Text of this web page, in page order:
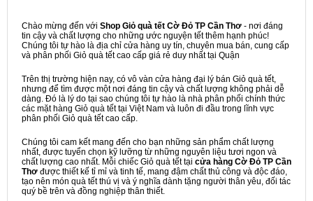
Chào mừng đến với Shop Giỏ quà tết Cờ Đỏ TP Cần Thơ - nơi đáng
tin cậy và chất lượng cho những ước nguyện tết thêm hạnh phúc!
Chúng tôi tự hào là địa chỉ cửa hàng uy tín, chuyên mua bán, cung cấp
và phân phối Giỏ quà tết cao cấp giá rẻ duy nhất tại Quận
Trên thị trường hiện nay, có vô vàn cửa hàng đại lý bán Giỏ quà tết,
nhưng để tìm được một nơi đáng tin cậy và chất lượng không phải dễ
dàng. Đó là lý do tại sao chúng tôi tự hào là nhà phân phối chính thức
các mặt hàng Giỏ quà tết tại Việt Nam và luôn đi đầu trong lĩnh vực
phân phối Giỏ quà tết cao cấp.
Chúng tôi cam kết mang đến cho bạn những sản phẩm chất lượng
nhất, được tuyển chọn kỹ lưỡng từ những nguyên liệu tươi ngon và
chất lượng cao nhất. Mỗi chiếc Giỏ quà tết tại cửa hàng Cờ Đỏ TP Cần
Thơ được thiết kế tỉ mỉ và tinh tế, mang đậm chất thủ công và độc đáo,
tạo nên món quà tết thú vị và ý nghĩa dành tặng người thân yêu, đối tác
quý bề trên và đồng nghiệp thân thiết.